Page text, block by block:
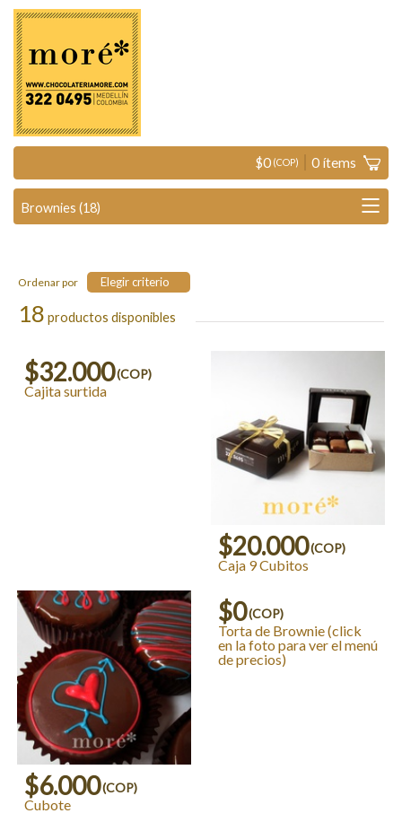
$0 (COP) 0 ítems
Ordenar por Elegir criterio
18 productos disponibles
$32.000(COP)
Cajita surtida
$20.000(COP)
Caja 9 Cubitos
$6.000(COP)
Cubote
$0(COP)
Torta de Brownie (click
en la foto para ver el menú
de precios)